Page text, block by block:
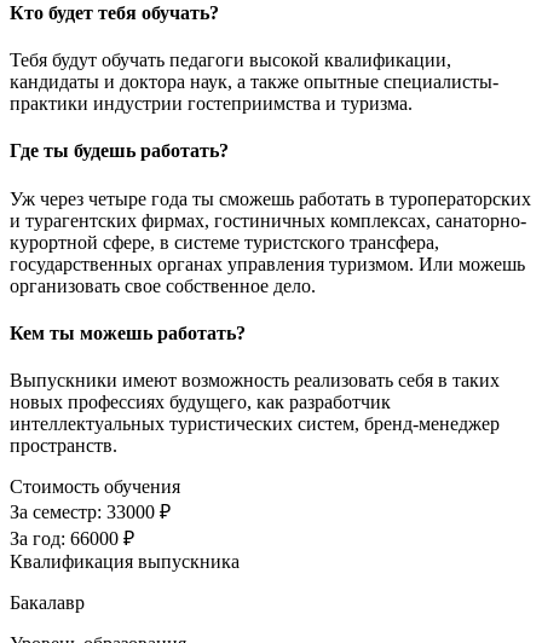
Кто будет тебя обучать?
Тебя будут обучать педагоги высокой квалификации,
кандидаты и доктора наук, а также опытные специалисты-
практики индустрии гостеприимства и туризма.
Где ты будешь работать?
Уж через четыре года ты сможешь работать в туроператорских
и турагентских фирмах, гостиничных комплексах, санаторно-
курортной сфере, в системе туристского трансфера,
государственных органах управления туризмом. Или можешь
организовать свое собственное дело.
Кем ты можешь работать?
Выпускники имеют возможность реализовать себя в таких
новых профессиях будущего, как разработчик
интеллектуальных туристических систем, бренд-менеджер
пространств.
Стоимость обучения
За семестр: 33000 ₽
За год: 66000 ₽
Квалификация выпускника
Бакалавр